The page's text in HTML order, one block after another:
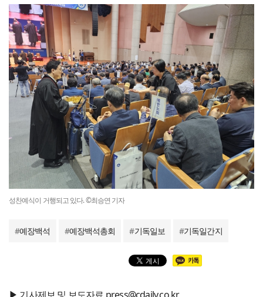
성찬예식이 거행되고 있다. ©최승연 기자
#예장백석 #예장백석총회 #기독일보 #기독일간지